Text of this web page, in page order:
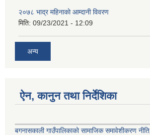
२०७८ भाद्र महिनाकाे आम्दानी विवरण
मिति: 09/23/2021 - 12:09
अन्य
ऐन, कानुन तथा निर्देशिका
बगनासकाली गाउँपालिकाको सामाजिक समावेशीकरण नीति,